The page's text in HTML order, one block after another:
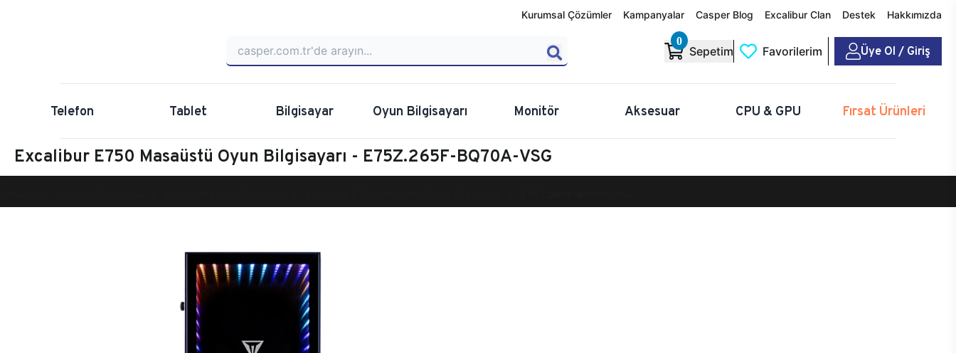
Kurumsal Çözümler Kampanyalar Casper Blog Excalibur Clan Destek Hakkımızda
0
Sepetim Favorilerim Üye Ol / Giriş
Telefon Tablet Bilgisayar Oyun Bilgisayarı Monitör Aksesuar CPU & GPU Fırsat Ürünleri
Excalibur E750 Masaüstü Oyun Bilgisayarı - E75Z.265F-BQ70A-VSG